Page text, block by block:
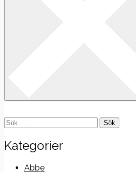
Sök
Kategorier
Abbe